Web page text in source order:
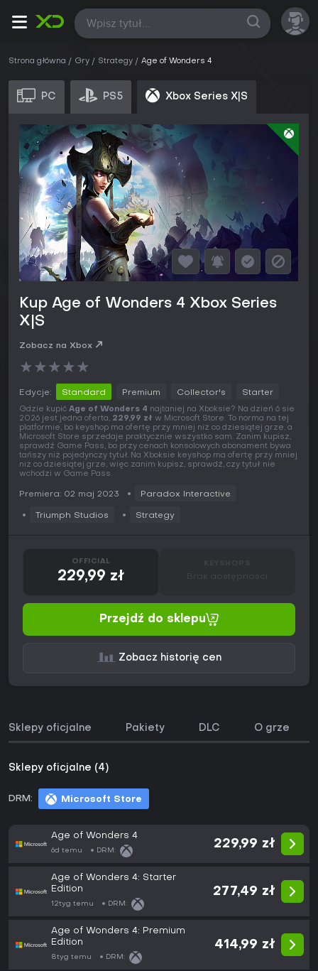
Wszystkie
Strona główna Gry Strategy Age of Wonders 4
PC PS5 Xbox Series X|S
Kup Age of Wonders 4 Xbox Series
X|S
Zobacz na Xbox
★★★★★
Edycje: Standard Premium Collector's Starter
Gdzie kupić Age of Wonders 4 najtaniej na Xboksie? Na dzień 6 sie
2026 jest jedna oferta, 229,99 zł w Microsoft Store. To norma na tej
platformie, bo keyshop ma ofertę przy mniej niż co dziesiątej grze, a
Microsoft Store sprzedaje praktycznie wszystko sam. Zanim kupisz,
sprawdź Game Pass, bo przy cenach konsolowych abonament bywa
tańszy niż pojedynczy tytuł. Na Xboksie keyshop ma ofertę przy mniej
niż co dziesiątej grze, więc zanim kupisz, sprawdź, czy tytuł nie
wchodzi w Game Pass.
Premiera: 02 maj 2023 Paradox Interactive
Triumph Studios Strategy
OFFICIAL
229,99 zł Brak dostępności
Przejdź do sklepu
Zobacz historię cen
Sklepy oficjalne Pakiety DLC O grze
Sklepy oficjalne (4)
DRM: Microsoft Store
Age of Wonders 4
6d temu DRM:
229,99 zł
Age of Wonders 4: Starter
Edition
12tyg temu DRM:
277,49 zł
Age of Wonders 4: Premium
Edition
8tyg temu DRM:
414,99 zł